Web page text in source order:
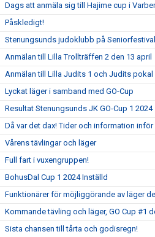
Dags att anmäla sig till Hajime cup i
Påskledigt!
Stenungsunds judoklubb på
Anmälan till Lilla Trollträffen 2 den 13 april
Anmälan till Lilla Judits 1 och Judits pokal
Lyckat läger i samband med GO-Cup
Resultat Stenungsunds JK GO-Cup 1 2024
Då var det dax! Tider och information inför
Vårens tävlingar och läger
Full fart i vuxengruppen!
BohusDal Cup 1 2024 Inställd
Funktionärer för möjliggörande av läger
Kommande tävling och läger, GO Cup #1
Sista chansen till tårta och godisregn!